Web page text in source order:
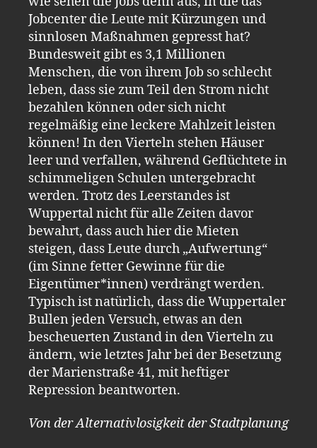
Jobcenter die Leute mit Kürzungen und
sinnlosen Maßnahmen gepresst hat?
Bundesweit gibt es 3,1 Millionen
Menschen, die von ihrem Job so schlecht
leben, dass sie zum Teil den Strom nicht
bezahlen können oder sich nicht
regelmäßig eine leckere Mahlzeit leisten
können! In den Vierteln stehen Häuser
leer und verfallen, während Geflüchtete in
schimmeligen Schulen untergebracht
werden. Trotz des Leerstandes ist
Wuppertal nicht für alle Zeiten davor
bewahrt, dass auch hier die Mieten
steigen, dass Leute durch „Aufwertung“
(im Sinne fetter Gewinne für die
Eigentümer*innen) verdrängt werden.
Typisch ist natürlich, dass die Wuppertaler
Bullen jeden Versuch, etwas an den
bescheuerten Zustand in den Vierteln zu
ändern, wie letztes Jahr bei der Besetzung
der Marienstraße 41, mit heftiger
Repression beantworten.
Von der Alternativlosigkeit der Stadtplanung